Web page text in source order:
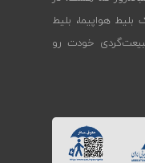
هواپیما، بلیط
خودت رو